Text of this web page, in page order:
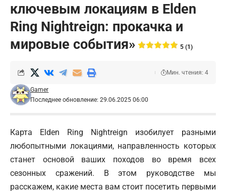
ключевым локациям в Elden
Ring Nightreign: прокачка и
мировые события»
5 (1)
Последнее обновление: 29.06.2025 06:00
Gamer
Мин. чтения: 4
Карта Elden Ring Nightreign изобилует разными
любопытными локациями, направленность которых
станет основой ваших походов во время всех
сезонных сражений. В этом руководстве мы
расскажем, какие места вам стоит посетить первыми